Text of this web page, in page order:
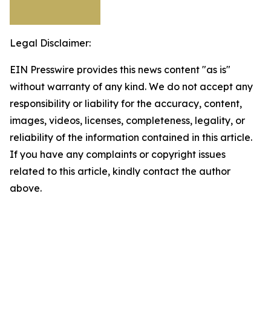
Legal Disclaimer:
EIN Presswire provides this news content "as is"
without warranty of any kind. We do not accept any
responsibility or liability for the accuracy, content,
images, videos, licenses, completeness, legality, or
reliability of the information contained in this article.
If you have any complaints or copyright issues
related to this article, kindly contact the author
above.